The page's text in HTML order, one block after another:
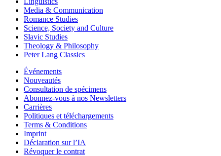
Linguistics
Media & Communication
Romance Studies
Science, Society and Culture
Slavic Studies
Theology & Philosophy
Événements
Nouveautés
Consultation de spécimens
Abonnez-vous à nos Newsletters
Carrières
Politiques et téléchargements
Terms & Conditions
Imprint
Déclaration sur l’IA